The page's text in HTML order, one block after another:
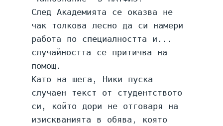
След Академията се оказва не
чак толкова лесно да си намери
работа по специалността и...
случайността се притичва на
помощ.
Като на шега, Ники пуска
случаен текст от студентството
си, който дори не отговаря на
изискванията в обява, която